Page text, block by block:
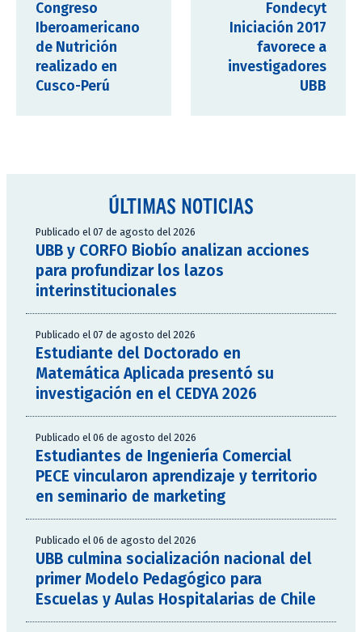
Congreso
Iberoamericano
de Nutrición
realizado en
Cusco-Perú
Fondecyt
Iniciación 2017
favorece a
investigadores
UBB
ÚLTIMAS NOTICIAS
Publicado el 07 de agosto del 2026
UBB y CORFO Biobío analizan acciones
para profundizar los lazos
interinstitucionales
Publicado el 07 de agosto del 2026
Estudiante del Doctorado en
Matemática Aplicada presentó su
investigación en el CEDYA 2026
Publicado el 06 de agosto del 2026
Estudiantes de Ingeniería Comercial
PECE vincularon aprendizaje y territorio
en seminario de marketing
Publicado el 06 de agosto del 2026
UBB culmina socialización nacional del
primer Modelo Pedagógico para
Escuelas y Aulas Hospitalarias de Chile